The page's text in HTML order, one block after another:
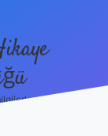
tanış!